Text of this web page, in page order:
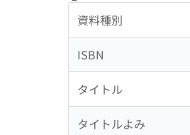
資料種別
ISBN
タイトル
タイトルよみ